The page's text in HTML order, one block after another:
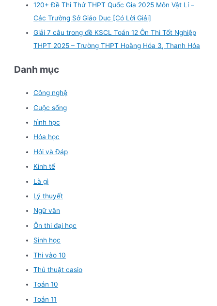
120+ Đề Thi Thử THPT Quốc Gia 2025 Môn Vật Lí –
Các Trường Sở Giáo Dục [Có Lời Giải]
Giải 7 câu trong đề KSCL Toán 12 Ôn Thi Tốt Nghiệp
THPT 2025 – Trường THPT Hoằng Hóa 3, Thanh Hóa
Danh mục
Công nghệ
Cuộc sống
hình học
Hóa học
Hỏi và Đáp
Kinh tế
Là gì
Lý thuyết
Ngữ văn
Ôn thi đại học
Sinh học
Thi vào 10
Thủ thuật casio
Toán 10
Toán 11